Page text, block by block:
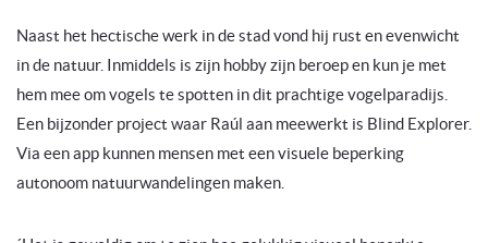
Naast het hectische werk in de stad vond hij rust en evenwicht
in de natuur. Inmiddels is zijn hobby zijn beroep en kun je met
hem mee om vogels te spotten in dit prachtige vogelparadijs.
Een bijzonder project waar Raúl aan meewerkt is Blind Explorer.
Via een app kunnen mensen met een visuele beperking
autonoom natuurwandelingen maken.